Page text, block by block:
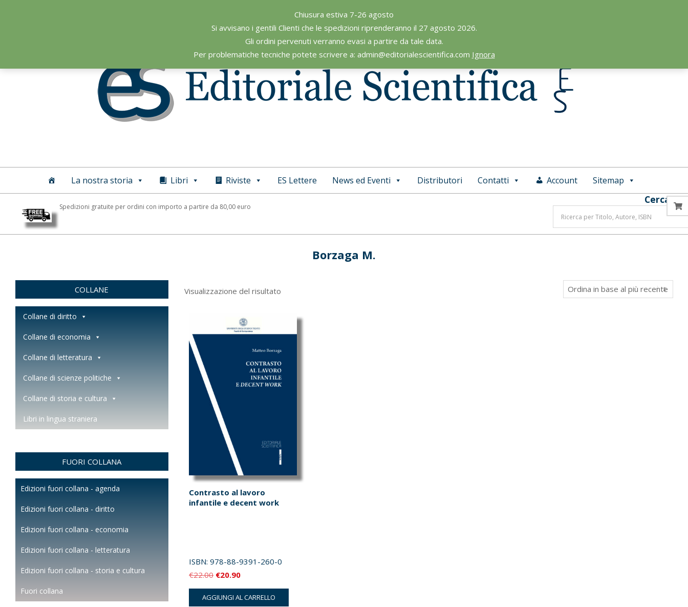
Chiusura estiva 7-26 agosto
Si avvisano i gentili Clienti che le spedizioni riprenderanno il 27 agosto 2026.
Gli ordini pervenuti verranno evasi a partire da tale data.
Per problematiche tecniche potete scrivere a: admin@editorialescientifica.com Ignora
Editoriale
Scientifica
Primary
La nostra storia Libri Riviste ES Lettere News ed Eventi Distributori Contatti Account Sitemap
Spedizioni gratuite per ordini con importo a partire da 80,00 euro
Cerca
Borzaga M.
Visualizzazione del risultato
Contrasto al lavoro
infantile e decent work
ISBN:978-88-9391-260-0
€22.00 Il
prezzo
originale
€20.90Il
prezzo
attuale
AGGIUNGI AL CARRELLO
COLLANE
Collane di diritto
Collane di economia
Collane di letteratura
Collane di scienze politiche
Collane di storia e cultura
Libri in lingua straniera
FUORI COLLANA
Edizioni fuori collana - agenda
Edizioni fuori collana - diritto
Edizioni fuori collana - economia
Edizioni fuori collana - letteratura
Edizioni fuori collana - storia e cultura
Fuori collana